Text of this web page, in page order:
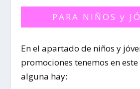
PARA NIÑOS y
En el apartado de niños y
promociones tenemos en
alguna hay: